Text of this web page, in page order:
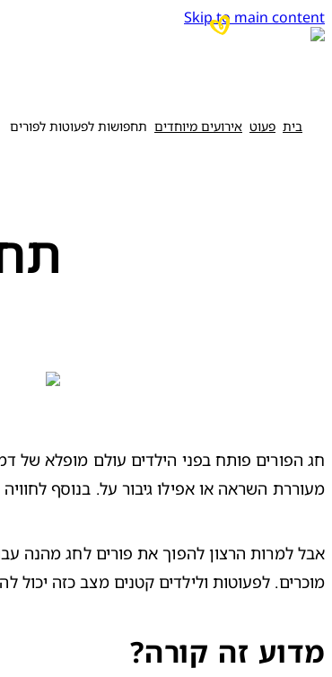
Skip to main content
בית פעוט אירועים מיוחדים תחפושות לפעוטות לפורים
מעוררת השראה או אפילו גיבור על. בנוסף
מוכרים. לפעוטות ולילדים קטנים מצב כזה יכול
מדוע זה קורה?